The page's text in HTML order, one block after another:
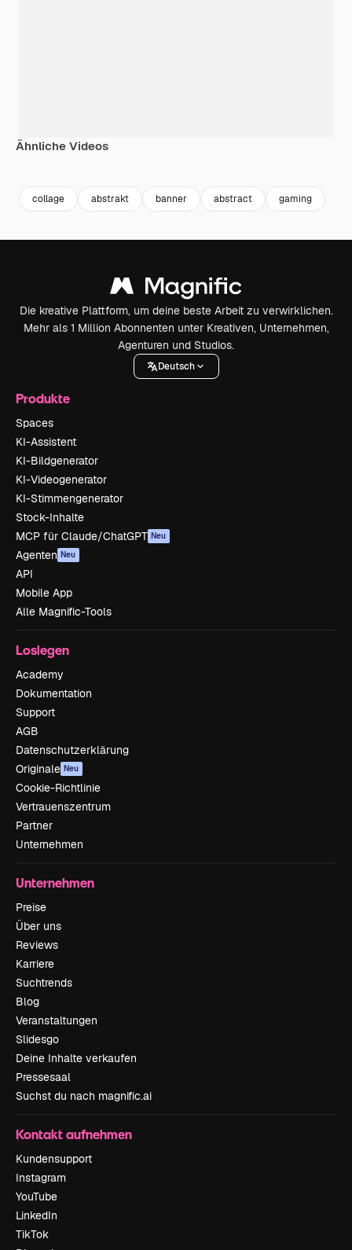
Ähnliche Videos
collage abstrakt banner abstract gaming
Die kreative Plattform, um deine beste Arbeit zu verwirklichen.
Mehr als 1 Million Abonnenten unter Kreativen, Unternehmen,
Agenturen und Studios.
Deutsch
Produkte
Spaces
KI-Assistent
KI-Bildgenerator
KI-Videogenerator
KI-Stimmengenerator
Stock-Inhalte
MCP für Claude/ChatGPT Neu
Agenten Neu
API
Mobile App
Alle Magnific-Tools
Loslegen
Academy
Dokumentation
Support
AGB
Datenschutzerklärung
Originale Neu
Cookie-Richtlinie
Vertrauenszentrum
Partner
Unternehmen
Unternehmen
Preise
Über uns
Reviews
Karriere
Suchtrends
Blog
Veranstaltungen
Slidesgo
Deine Inhalte verkaufen
Pressesaal
Suchst du nach magnific.ai
Kontakt aufnehmen
Kundensupport
Instagram
YouTube
LinkedIn
TikTok